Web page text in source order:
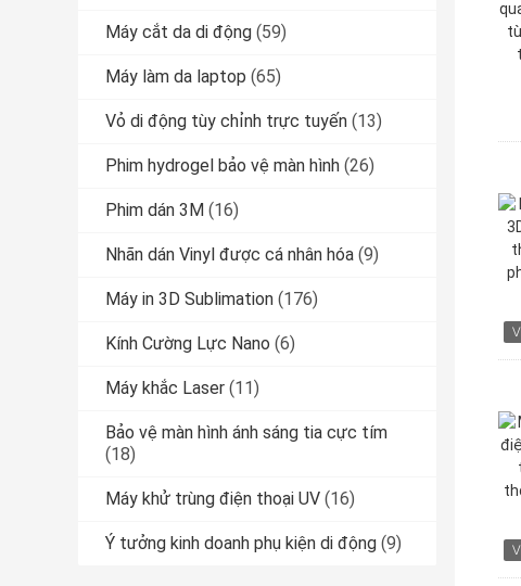
Máy cắt da di động (59)
Máy làm da laptop (65)
Vỏ di động tùy chỉnh trực tuyến (13)
Phim hydrogel bảo vệ màn hình (26)
Phim dán 3M (16)
Nhãn dán Vinyl được cá nhân hóa (9)
Máy in 3D Sublimation (176)
Kính Cường Lực Nano (6)
Máy khắc Laser (11)
Bảo vệ màn hình ánh sáng tia cực tím
(18)
Máy khử trùng điện thoại UV (16)
Ý tưởng kinh doanh phụ kiện di động (9)